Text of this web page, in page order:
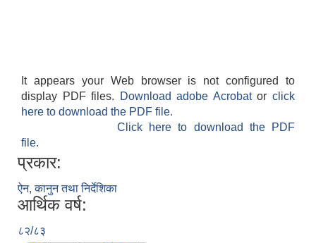
It appears your Web browser is not configured to
display PDF files.
Download adobe Acrobatorclick
here to download the PDF file.
Click here to download the PDF
file.
प्रकार:
ऐन, कानुन तथा निर्देशिका
आर्थिक वर्ष:
८२/८३